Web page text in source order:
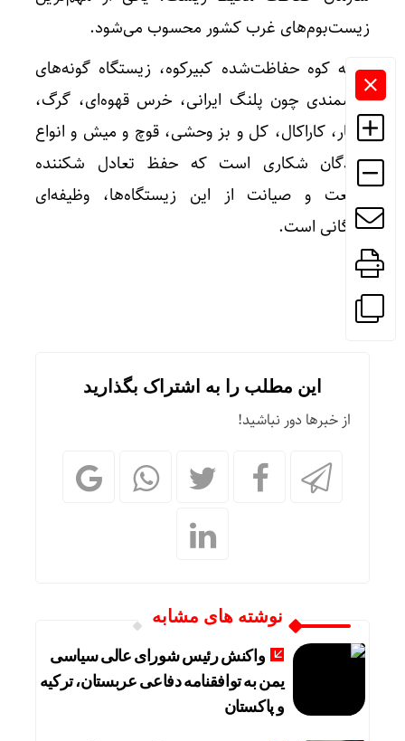
زیست‌بوم‌های غرب کشور محسوب می‌شود.
رشته کوه حفاظت‌شده کبیرکوه، زیستگاه گونه‌های
ارزشمندی چون پلنگ ایرانی، خرس قهوه‌ای، گرگ،
کفتار، کاراکال، کل و بز وحشی، قوچ و میش و انواع
پرندگان شکاری است که حفظ تعادل شکننده
طبیعت و صیانت از این زیستگاه‌ها، وظیفه‌ای
همگانی است.
این مطلب را به اشتراک بگذارید
از خبرها دور نباشید!
نوشته های مشابه
واکنش رئیس شورای عالی سیاسی
یمن به توافقنامه دفاعی عربستان، ترکیه
و پاکستان